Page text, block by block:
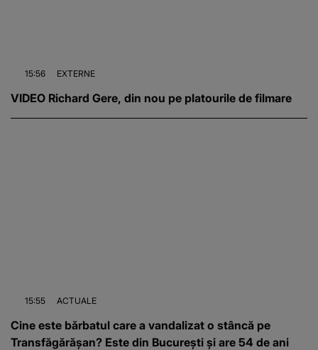
15:56 EXTERNE
VIDEO Richard Gere, din nou pe platourile de filmare
15:55 ACTUALE
Cine este bărbatul care a vandalizat o stâncă pe
Transfăgărășan? Este din București și are 54 de ani